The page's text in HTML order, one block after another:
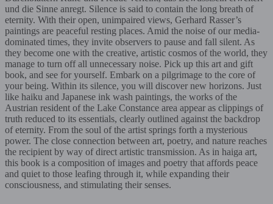
und die Sinne anregt. Silence is said to contain the long breath of
eternity. With their open, unimpaired views, Gerhard Rasser’s
paintings are peaceful resting places. Amid the noise of our media-
dominated times, they invite observers to pause and fall silent. As
they become one with the creative, artistic cosmos of the world, they
manage to turn off all unnecessary noise. Pick up this art and gift
book, and see for yourself. Embark on a pilgrimage to the core of
your being. Within its silence, you will discover new horizons. Just
like haiku and Japanese ink wash paintings, the works of the
Austrian resident of the Lake Constance area appear as clippings of
truth reduced to its essentials, clearly outlined against the backdrop
of eternity. From the soul of the artist springs forth a mysterious
power. The close connection between art, poetry, and nature reaches
the recipient by way of direct artistic transmission. As in haiga art,
this book is a composition of images and poetry that affords peace
and quiet to those leafing through it, while expanding their
consciousness, and stimulating their senses.